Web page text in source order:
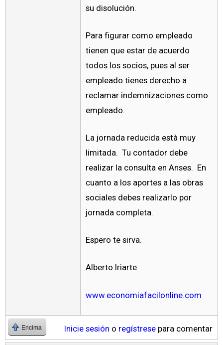
su disolución.
Para figurar como empleado
tienen que estar de acuerdo
todos los socios, pues al ser
empleado tienes derecho a
reclamar indemnizaciones como
empleado.
La jornada reducida està muy
limitada. Tu contador debe
realizar la consulta en Anses. En
cuanto a los aportes a las obras
sociales debes realizarlo por
jornada completa.
Espero te sirva.
Alberto Iriarte
www.economiafacilonline.com
Encima Inicie sesión o regístrese para comentar